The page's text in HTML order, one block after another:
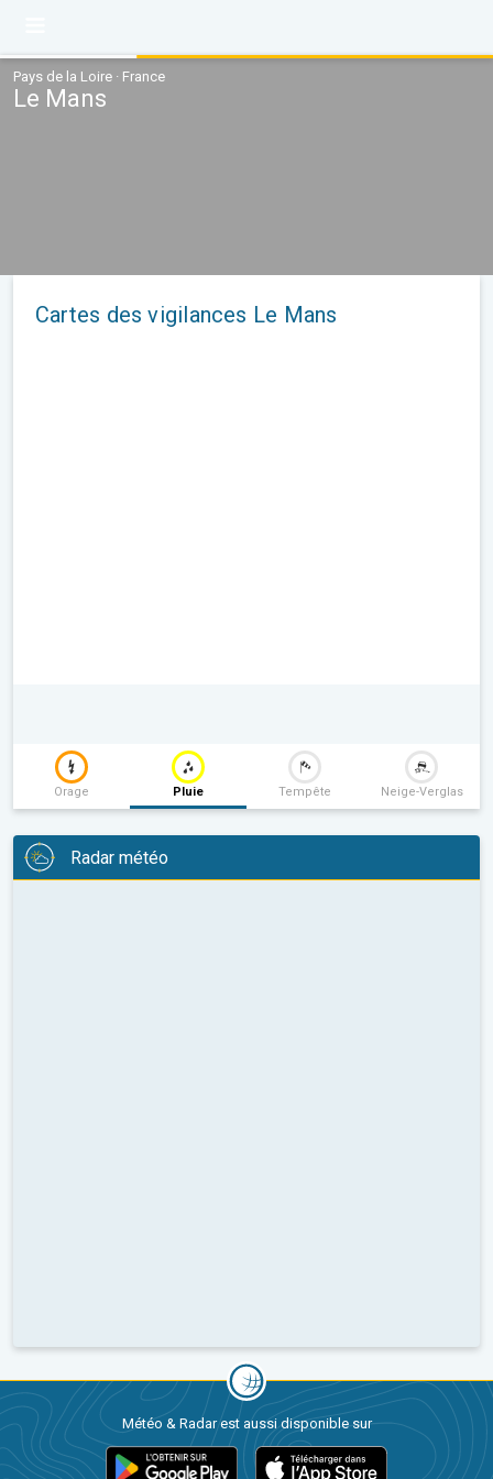
Pays de la Loire · France
Le Mans
Cartes des vigilances Le Mans
Orage Pluie Tempête Neige-Verglas
Radar météo
Météo & Radar est aussi disponible sur